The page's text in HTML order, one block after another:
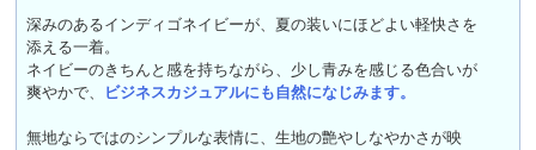
深みのあるインディゴネイビーが、夏の装いにほどよい軽快さを
添える一着。
ネイビーのきちんと感を持ちながら、少し青みを感じる色合いが
爽やかで、
ビジネスカジュアルにも自然になじみます。
無地ならではのシンプルな表情に、生地の艶やしなやかさが映